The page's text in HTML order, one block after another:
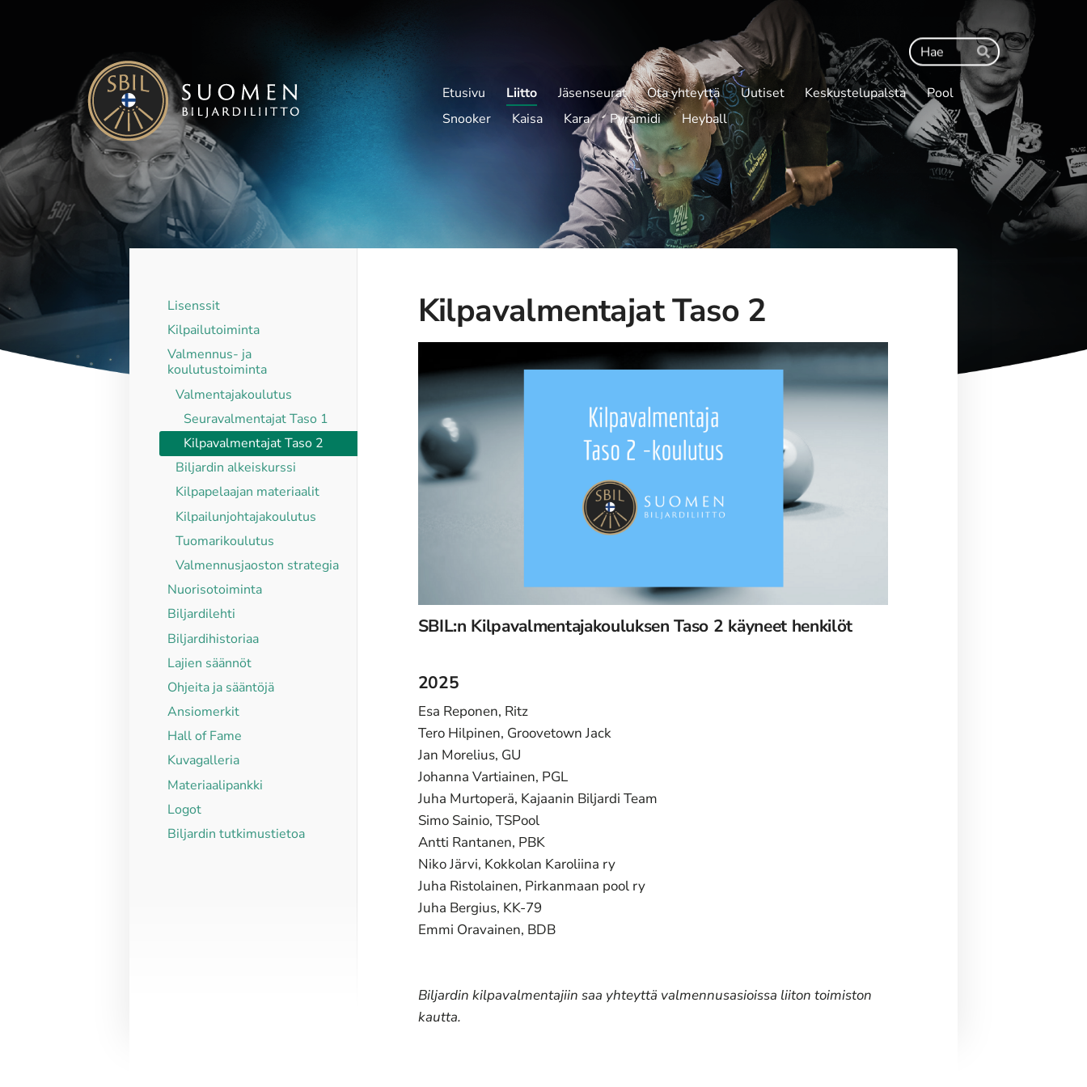
Haku
Hae
Suomen Biljardiliitto ry
Etusivu Liitto Jäsenseurat Ota yhteyttä Uutiset Keskustelupalsta
Pool
Snooker
Kaisa Kara Pyramidi Heyball
Lisenssit
Kilpailutoiminta
Valmennus- ja
koulutustoiminta
Valmentajakoulutus
Seuravalmentajat Taso 1
Kilpavalmentajat Taso 2
Biljardin alkeiskurssi
Kilpapelaajan materiaalit
Kilpailunjohtajakoulutus
Tuomarikoulutus
Valmennusjaoston strategia
Nuorisotoiminta
Biljardilehti
Biljardihistoriaa
Lajien säännöt
Ohjeita ja sääntöjä
Ansiomerkit
Hall of Fame
Kuvagalleria
Materiaalipankki
Logot
Biljardin tutkimustietoa
Kilpavalmentajat Taso 2
SBIL:n Kilpavalmentajakouluksen Taso 2 käyneet henkilöt
2025
Esa Reponen, Ritz
Tero Hilpinen, Groovetown Jack
Jan Morelius, GU
Johanna Vartiainen, PGL
Juha Murtoperä, Kajaanin Biljardi Team
Simo Sainio, TSPool
Antti Rantanen, PBK
Niko Järvi, Kokkolan Karoliina ry
Juha Ristolainen, Pirkanmaan pool ry
Juha Bergius, KK-79
Emmi Oravainen, BDB
Biljardin kilpavalmentajiin saa yhteyttä valmennusasioissa liiton toimiston
kautta.